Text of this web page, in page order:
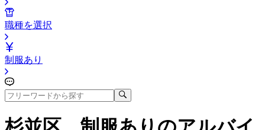
職種を選択
制服あり